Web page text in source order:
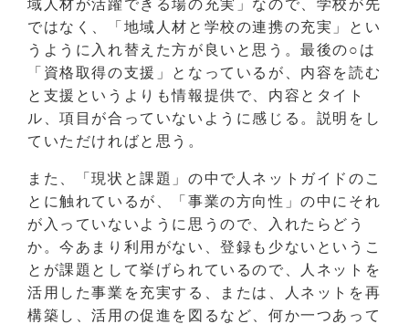
域人材が活躍できる場の充実」なので、学校が先
ではなく、「地域人材と学校の連携の充実」とい
うように入れ替えた方が良いと思う。最後の○は
「資格取得の支援」となっているが、内容を読む
と支援というよりも情報提供で、内容とタイト
ル、項目が合っていないように感じる。説明をし
ていただければと思う。
また、「現状と課題」の中で人ネットガイドのこ
とに触れているが、「事業の方向性」の中にそれ
が入っていないように思うので、入れたらどう
か。今あまり利用がない、登録も少ないというこ
とが課題として挙げられているので、人ネットを
活用した事業を充実する、または、人ネットを再
構築し、活用の促進を図るなど、何か一つあって